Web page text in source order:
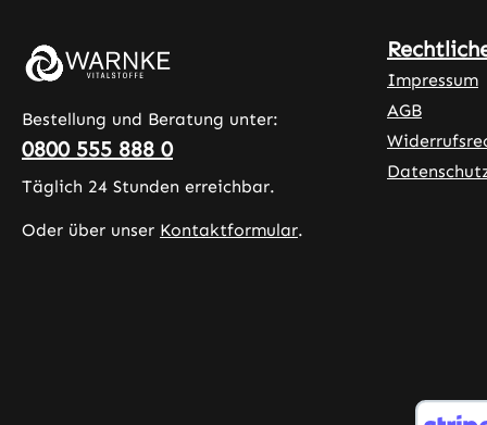
Leucin sowie
Füllstoffe. Mit
90 Kapseln pro
Packung
aus
sowie
noide
besteht
Bestellung und Beratung unter:
0800 555 888 0
Täglich 24 Stunden erreichbar.
Oder über unser Kontaktformular.
Impressum
AGB